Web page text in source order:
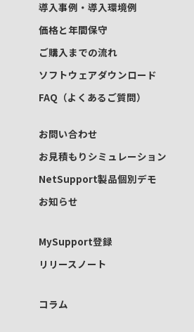
導入事例・導入環境例
価格と年間保守
ご購入までの流れ
ソフトウェアダウンロード
FAQ（よくあるご質問）
お問い合わせ
お見積もりシミュレーション
NetSupport製品個別デモ
お知らせ
MySupport登録
リリースノート
コラム